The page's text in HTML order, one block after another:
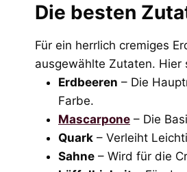
Die besten
Für ein herrlich cremiges
ausgewählte Zutaten.
Erdbeeren – Die
Farbe.
Mascarpone – Die
Quark – Verleiht
Sahne – Wird für die